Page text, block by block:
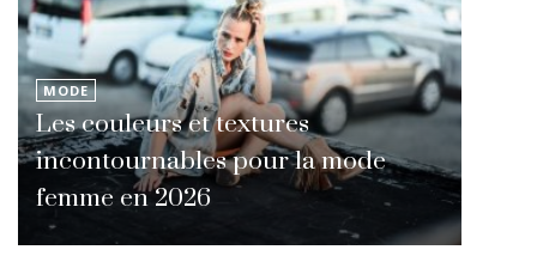
MODE
Les couleurs et textures
incontournables pour la mode
femme en 2026